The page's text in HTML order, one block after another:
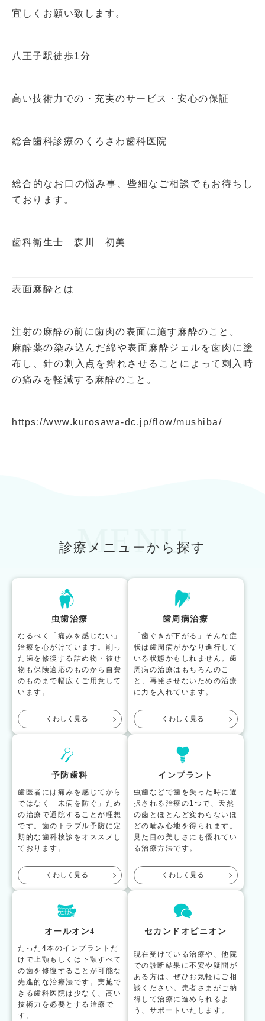
宜しくお願い致します。
八王子駅徒歩1分
高い技術力での・充実のサービス・安心の保証
総合歯科診療のくろさわ歯科医院
総合的なお口の悩み事、些細なご相談でもお待ちし
ております。
歯科衛生士 森川 初美
表面麻酔とは
注射の麻酔の前に歯肉の表面に施す麻酔のこと。
麻酔薬の染み込んだ綿や表面麻酔ジェルを歯肉に塗
布し、針の刺入点を痺れさせることによって刺入時
の痛みを軽減する麻酔のこと。
https://www.kurosawa-dc.jp/flow/mushiba/
MENU
診療メニューから探す
虫歯治療
なるべく「痛みを感じない」
治療を心がけています。削っ
た歯を修復する詰め物・被せ
物も保険適応のものから自費
のものまで幅広くご用意して
います。
くわしく見る
歯周病治療
「歯ぐきが下がる」そんな症
状は歯周病がかなり進行して
いる状態かもしれません。歯
周病の治療はもちろんのこ
と、再発させないための治療
に力を入れています。
くわしく見る
予防歯科
歯医者には痛みを感じてから
ではなく「未病を防ぐ」ため
の治療で通院することが理想
です。歯のトラブル予防に定
期的な歯科検診をオススメし
ております。
くわしく見る
インプラント
虫歯などで歯を失った時に選
択される治療の1つで、天然
の歯とほとんど変わらないほ
どの噛み心地を得られます。
見た目の美しさにも優れてい
る治療方法です。
くわしく見る
オールオン4
たった4本のインプラントだ
けで上顎もしくは下顎すべて
の歯を修復することが可能な
先進的な治療法です。実施で
きる歯科医院は少なく、高い
技術力を必要とする治療で
す。
セカンドオピニオン
現在受けている治療や、他院
での診断結果に不安や疑問が
ある方は、ぜひお気軽にご相
談ください。患者さまがご納
得して治療に進められるよ
う、サポートいたします。